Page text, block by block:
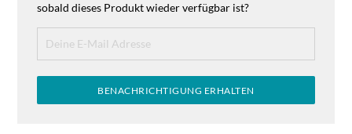
sobald dieses Produkt wieder verfügbar ist?
BENACHRICHTIGUNG ERHALTEN